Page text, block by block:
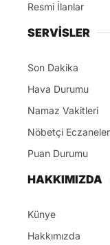
Resmi İlanlar
SERVİSLER
Son Dakika
Hava Durumu
Namaz Vakitleri
Nöbetçi Eczaneler
Puan Durumu
HAKKIMIZDA
Künye
Hakkımızda